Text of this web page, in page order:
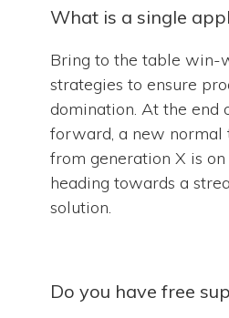
What is a single
Bring to the table win-
strategies to ensure
domination. At the end
forward, a new normal
from generation X is
heading towards a
solution.
Do you have free